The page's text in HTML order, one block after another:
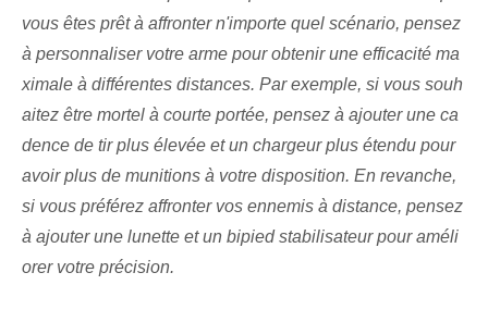
vous êtes prêt à affronter n'importe quel scénario, pensez
à personnaliser votre arme pour obtenir une efficacité ma
ximale à différentes distances. Par exemple, si vous souh
aitez être mortel à courte portée, pensez à ajouter une ca
dence de tir plus élevée et un chargeur plus étendu pour
avoir plus de munitions à votre disposition. En revanche,
si vous préférez affronter vos ennemis à distance, pensez
à ajouter une lunette et un bipied stabilisateur pour améli
orer votre précision.